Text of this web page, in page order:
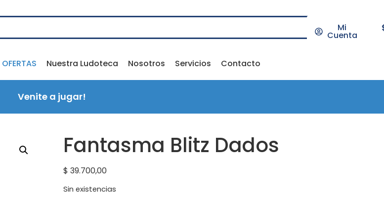
Mi
Cuenta
OFERTAS Nuestra Ludoteca Nosotros Servicios Contacto
Venite a jugar!
Fantasma Blitz Dados
$ 39.700,00
Sin existencias